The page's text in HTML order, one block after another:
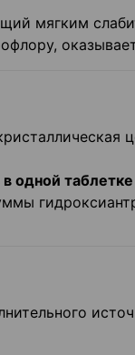
мягким
одной таблетке